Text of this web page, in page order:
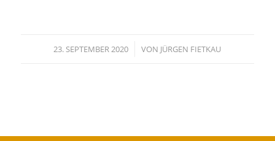
23. SEPTEMBER 2020
/ VON JÜRGEN FIETKAU